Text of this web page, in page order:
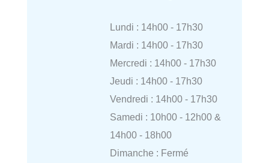
Lundi : 14h00 - 17h30
Mardi : 14h00 - 17h30
Mercredi : 14h00 - 17h30
Jeudi : 14h00 - 17h30
Vendredi : 14h00 - 17h30
Samedi : 10h00 - 12h00 &
14h00 - 18h00
Dimanche : Fermé